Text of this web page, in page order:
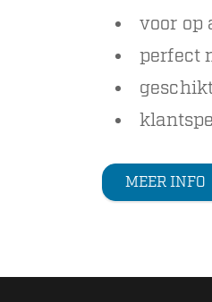
voor op
perfect
MEER INFO